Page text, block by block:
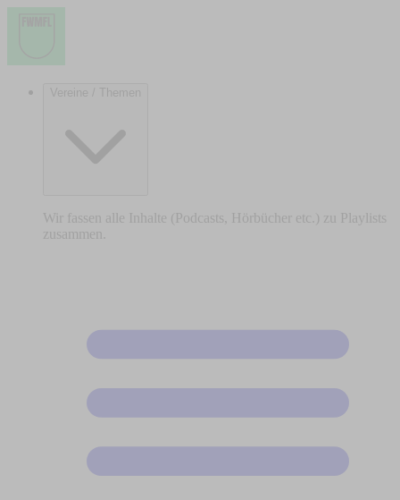
Vereine / Themen
Wir fassen alle Inhalte (Podcasts, Hörbücher etc.) zu Playlists
zusammen.